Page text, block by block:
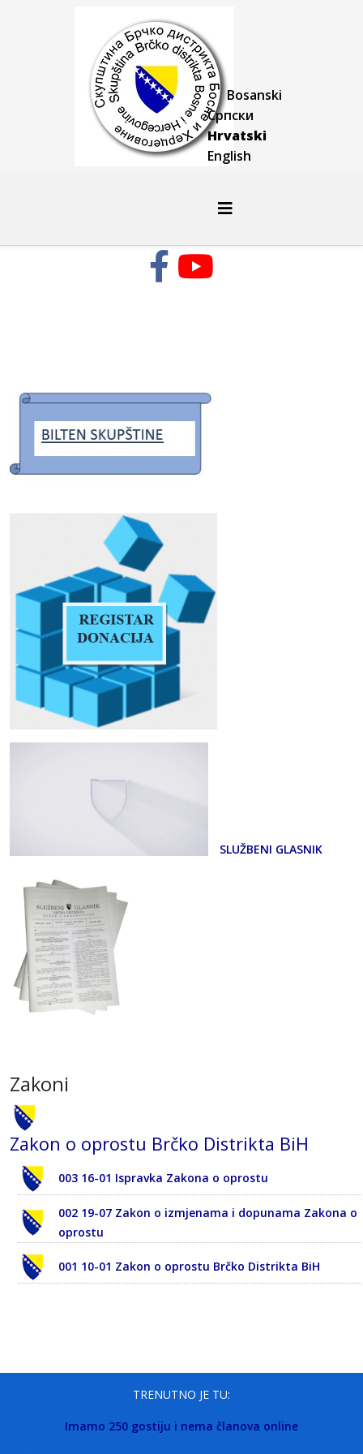
Bosanski
Српски
Hrvatski
English
SLUŽBENI GLASNIK
Zakoni
Zakon o oprostu Brčko Distrikta BiH
003 16-01 Ispravka Zakona o oprostu
002 19-07 Zakon o izmjenama i dopunama Zakona o
oprostu
001 10-01 Zakon o oprostu Brčko Distrikta BiH
TRENUTNO JE TU:
Imamo 250 gostiju i nema članova online